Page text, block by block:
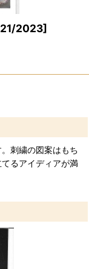
2023]
刺繍の図案はもち
るアイディアが満